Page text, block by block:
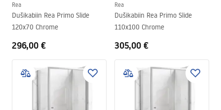
Rea
Dušikabiin Rea Primo Slide
120x70 Chrome
296,00 €
Rea
Dušikabiin Rea Primo Slide
110x100 Chrome
305,00 €